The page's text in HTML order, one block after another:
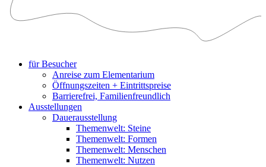
für Besucher
Anreise zum Elementarium
Öffnungszeiten + Eintrittspreise
Barrierefrei, Familienfreundlich
Ausstellungen
Dauerausstellung
Themenwelt: Steine
Themenwelt: Formen
Themenwelt: Menschen
Themenwelt: Nutzen